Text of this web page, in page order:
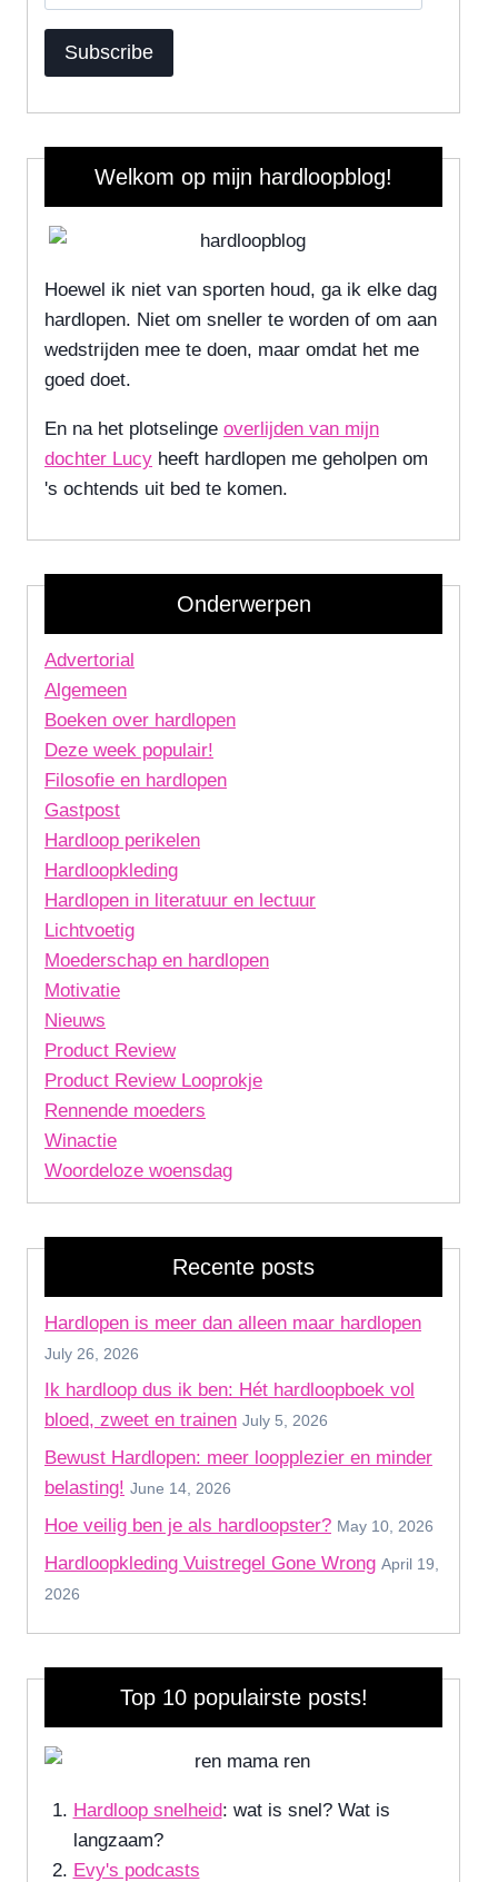
Address
Subscribe
Welkom op mijn hardloopblog!
Hoewel ik niet van sporten houd, ga ik elke dag
hardlopen. Niet om sneller te worden of om aan
wedstrijden mee te doen, maar omdat het me
goed doet.
En na het plotselinge overlijden van mijn
dochter Lucy heeft hardlopen me geholpen om
's ochtends uit bed te komen.
Onderwerpen
Advertorial
Algemeen
Boeken over hardlopen
Deze week populair!
Filosofie en hardlopen
Gastpost
Hardloop perikelen
Hardloopkleding
Hardlopen in literatuur en lectuur
Lichtvoetig
Moederschap en hardlopen
Motivatie
Nieuws
Product Review
Product Review Looprokje
Rennende moeders
Winactie
Woordeloze woensdag
Recente posts
Hardlopen is meer dan alleen maar hardlopen
July 26, 2026
Ik hardloop dus ik ben: Hét hardloopboek vol
bloed, zweet en trainen July 5, 2026
Bewust Hardlopen: meer loopplezier en minder
belasting! June 14, 2026
Hoe veilig ben je als hardloopster? May 10, 2026
Hardloopkleding Vuistregel Gone Wrong April 19,
2026
Top 10 populairste posts!
Hardloop snelheid: wat is snel? Wat is
langzaam?
Evy's podcasts